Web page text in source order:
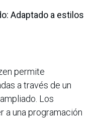
Adaptado a estilos
permite
a través de un
Los
a una programación